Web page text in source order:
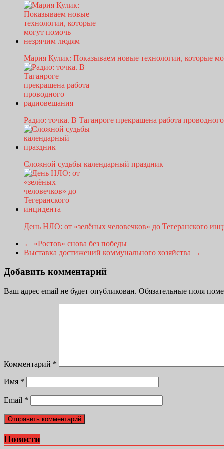
Мария Кулик: Показываем новые технологии, которые
Радио: точка. В Таганроге прекращена работа
Сложной судьбы календарный праздник
День НЛО: от «зелёных человечков» до Тегеранского
← «Ростов» снова без победы
Выставка достижений коммунального хозяйства →
Добавить комментарий
Ваш адрес email не будет опубликован. Обязательные поля
Комментарий *
Имя *
Email *
Новости